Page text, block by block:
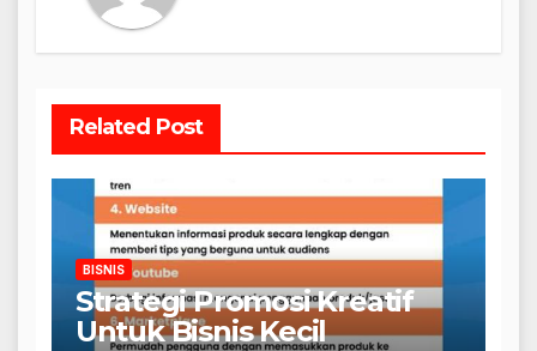
Related Post
BISNIS
Strategi Promosi Kreatif
Untuk Bisnis Kecil